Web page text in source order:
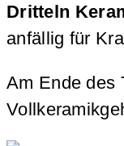
Dritteln
anfällig für
Am Ende des